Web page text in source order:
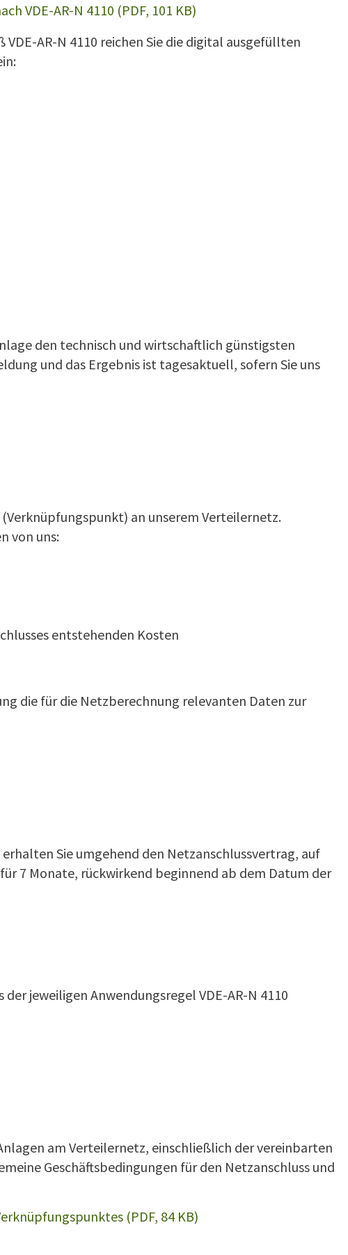
VDE-AR-N 4110 (PDF, 101 KB)
AR-N 4110 reichen Sie die digital ausgefüllten
den technisch und wirtschaftlich günstigsten
und das Ergebnis ist tagesaktuell, sofern Sie uns
an unserem Verteilernetz.
von uns:
entstehenden Kosten
die für die Netzberechnung relevanten Daten zur
Sie umgehend den Netzanschlussvertrag, auf
7 Monate, rückwirkend beginnend ab dem Datum der
jeweiligen Anwendungsregel VDE-AR-N 4110
am Verteilernetz, einschließlich der vereinbarten
Geschäftsbedingungen für den Netzanschluss und
(PDF, 84 KB)